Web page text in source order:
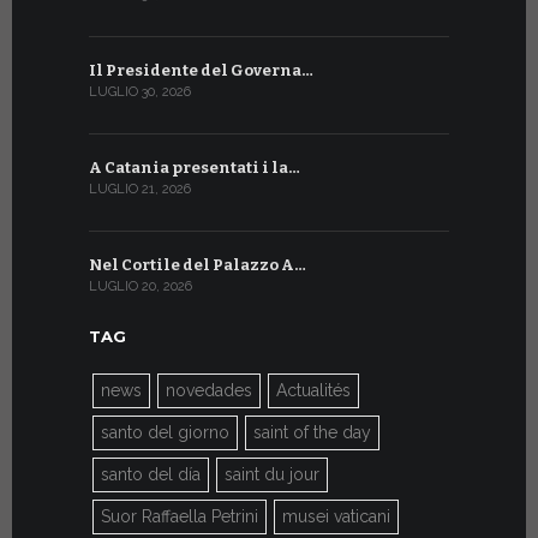
Il Presidente del Governa…
LUGLIO 30, 2026
A Catania presentati i la…
LUGLIO 21, 2026
Nel Cortile del Palazzo A…
LUGLIO 20, 2026
TAG
news novedades Actualités
santo del giorno saint of the day
santo del día saint du jour
Suor Raffaella Petrini musei vaticani